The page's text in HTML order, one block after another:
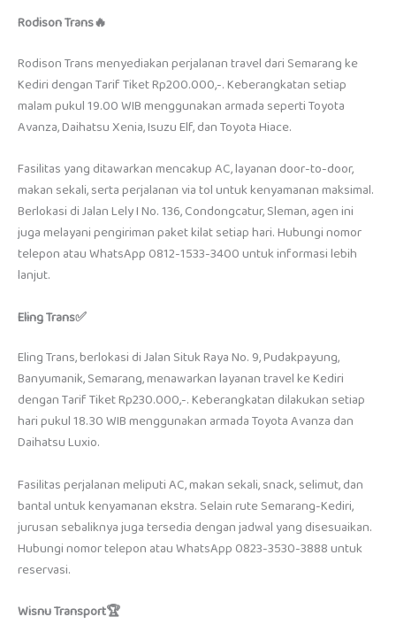
Rodison Trans🔥
Rodison Trans menyediakan perjalanan travel dari Semarang ke
Kediri dengan Tarif Tiket Rp200.000,-. Keberangkatan setiap
malam pukul 19.00 WIB menggunakan armada seperti Toyota
Avanza, Daihatsu Xenia, Isuzu Elf, dan Toyota Hiace.
Fasilitas yang ditawarkan mencakup AC, layanan door-to-door,
makan sekali, serta perjalanan via tol untuk kenyamanan maksimal.
Berlokasi di Jalan Lely I No. 136, Condongcatur, Sleman, agen ini
juga melayani pengiriman paket kilat setiap hari. Hubungi nomor
telepon atau WhatsApp 0812-1533-3400 untuk informasi lebih
lanjut.
Eling Trans✅
Eling Trans, berlokasi di Jalan Situk Raya No. 9, Pudakpayung,
Banyumanik, Semarang, menawarkan layanan travel ke Kediri
dengan Tarif Tiket Rp230.000,-. Keberangkatan dilakukan setiap
hari pukul 18.30 WIB menggunakan armada Toyota Avanza dan
Daihatsu Luxio.
Fasilitas perjalanan meliputi AC, makan sekali, snack, selimut, dan
bantal untuk kenyamanan ekstra. Selain rute Semarang-Kediri,
jurusan sebaliknya juga tersedia dengan jadwal yang disesuaikan.
Hubungi nomor telepon atau WhatsApp 0823-3530-3888 untuk
reservasi.
Wisnu Transport🏆